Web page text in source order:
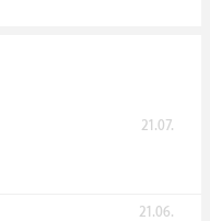
21.07.
21.06.